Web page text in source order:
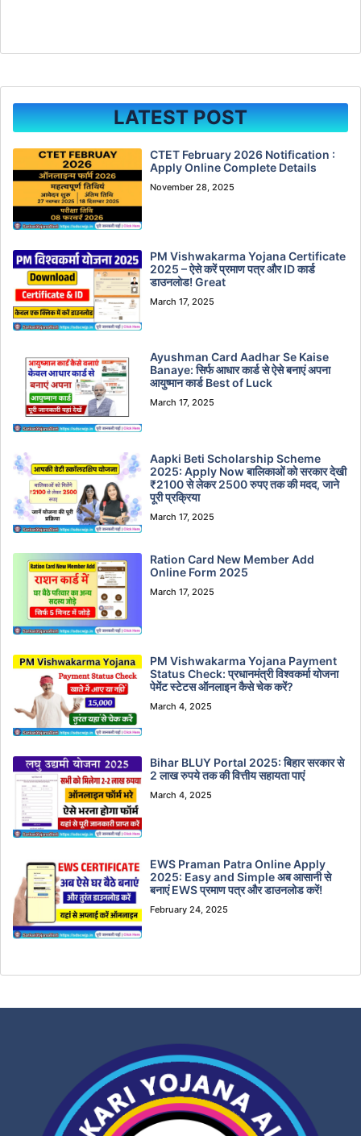
LATEST POST
CTET February 2026 Notification :
Apply Online Complete Details
November 28, 2025
PM Vishwakarma Yojana Certificate
2025 – ऐसे करें प्रमाण पत्र और ID कार्ड
डाउनलोड! Great
March 17, 2025
Ayushman Card Aadhar Se Kaise
Banaye: सिर्फ आधार कार्ड से ऐसे बनाएं अपना
आयुष्मान कार्ड Best of Luck
March 17, 2025
Aapki Beti Scholarship Scheme
2025: Apply Now बालिकाओं को सरकार देखी
₹2100 से लेकर 2500 रुपए तक की मदद, जाने
पूरी प्रक्रिया
March 17, 2025
Ration Card New Member Add
Online Form 2025
March 17, 2025
PM Vishwakarma Yojana Payment
Status Check: प्रधानमंत्री विश्वकर्मा योजना
पेमेंट स्टेटस ऑनलाइन कैसे चेक करें?
March 4, 2025
Bihar BLUY Portal 2025: बिहार सरकार से
2 लाख रुपये तक की वित्तीय सहायता पाएं
March 4, 2025
EWS Praman Patra Online Apply
2025: Easy and Simple अब आसानी से
बनाएं EWS प्रमाण पत्र और डाउनलोड करें!
February 24, 2025